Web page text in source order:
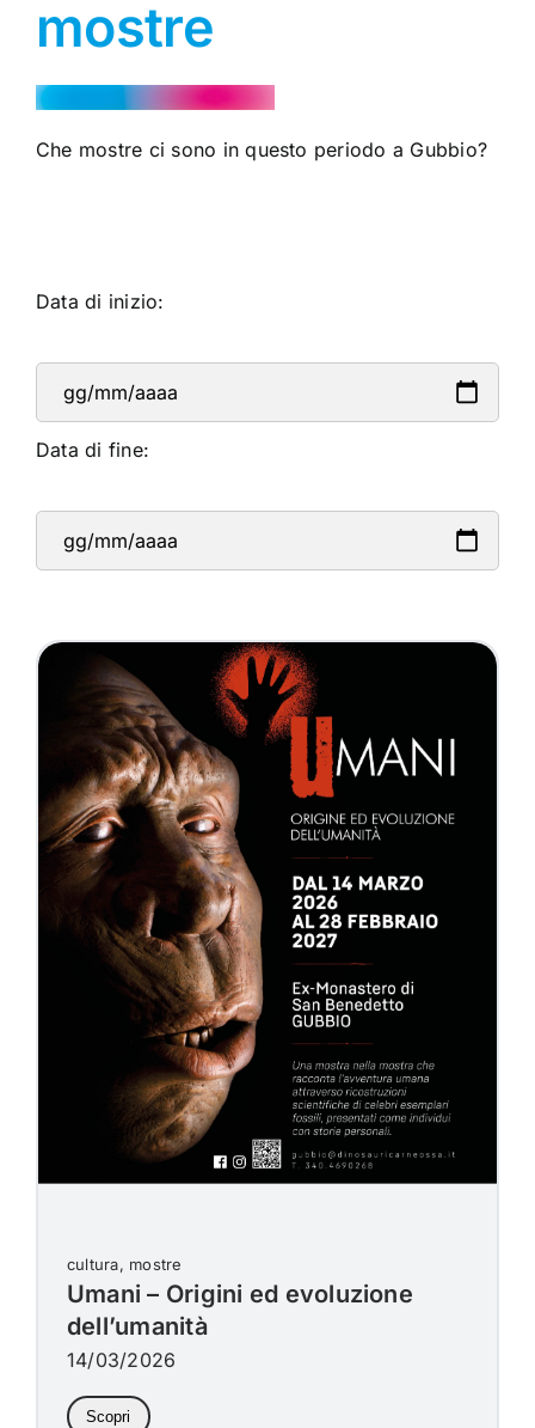
mostre
Che mostre ci sono in questo periodo a Gubbio?
Data di inizio:
Data di fine:
cultura, mostre
Umani – Origini ed evoluzione
dell’umanità
14/03/2026
Scopri